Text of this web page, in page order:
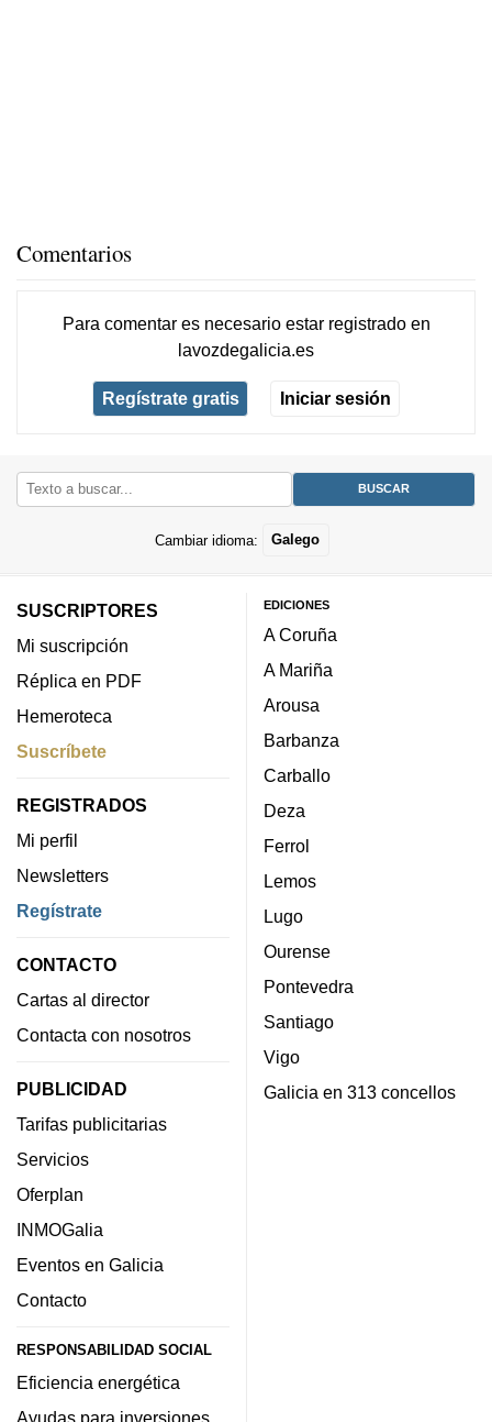
Comentarios
Para comentar es necesario estar registradoen
lavozdegalicia.es
Regístrate gratis Iniciar sesión
Cambiar idioma: Galego
SUSCRIPTORES
Mi suscripción
Réplica en PDF
Hemeroteca
Suscríbete
REGISTRADOS
Mi perfil
Newsletters
Regístrate
CONTACTO
Cartas al director
Contacta con nosotros
PUBLICIDAD
Tarifas publicitarias
Servicios
Oferplan
INMOGalia
Eventos en Galicia
Contacto
RESPONSABILIDAD SOCIAL
Eficiencia energética
Ayudas para inversiones
EDICIONES
A Coruña
A Mariña
Arousa
Barbanza
Carballo
Deza
Ferrol
Lemos
Lugo
Ourense
Pontevedra
Santiago
Vigo
Galicia en 313 concellos